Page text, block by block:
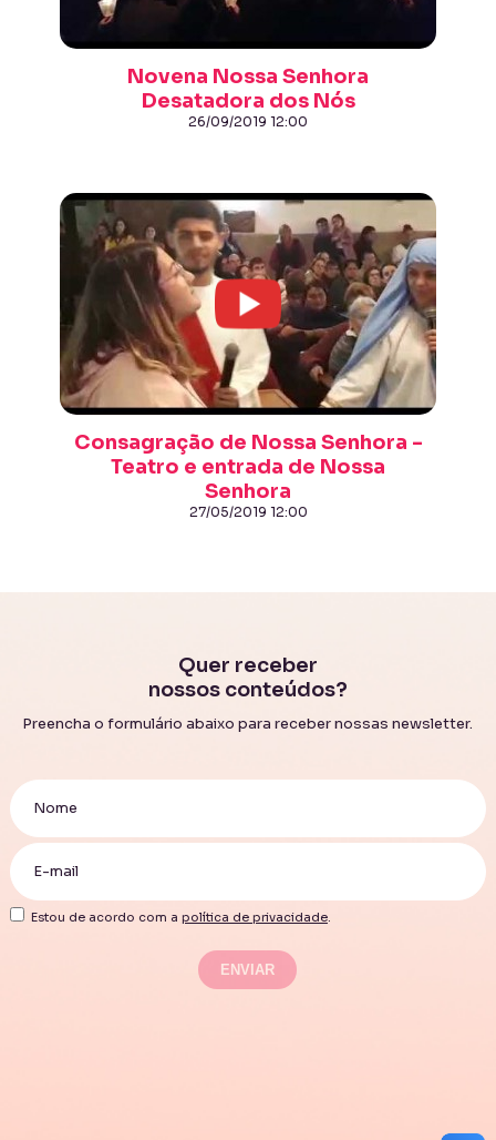
Novena Nossa Senhora
Desatadora dos Nós
26/09/2019 12:00
Consagração de Nossa Senhora -
Teatro e entrada de Nossa
Senhora
27/05/2019 12:00
Quer receber
nossos conteúdos?
Preencha o formulário abaixo para receber nossas newsletter.
Estou de acordo com a política de privacidade.